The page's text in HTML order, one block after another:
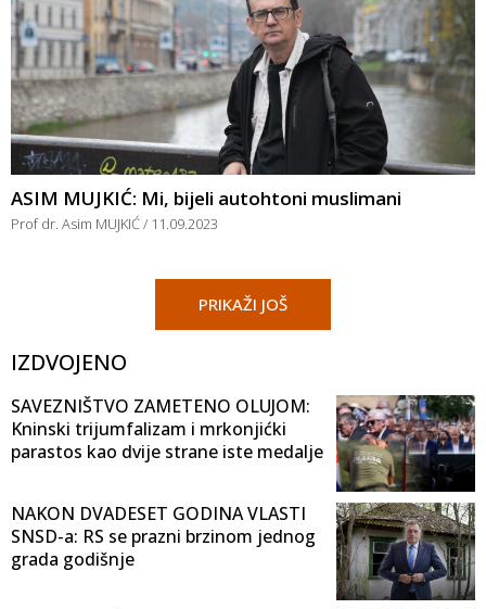
ASIM MUJKIĆ: Mi, bijeli autohtoni muslimani
Prof dr. Asim MUJKIĆ 11.09.2023
PRIKAŽI JOŠ
IZDVOJENO
SAVEZNIŠTVO ZAMETENO OLUJOM:
Kninski trijumfalizam i mrkonjićki
parastos kao dvije strane iste medalje
NAKON DVADESET GODINA VLASTI
SNSD-a: RS se prazni brzinom jednog
grada godišnje